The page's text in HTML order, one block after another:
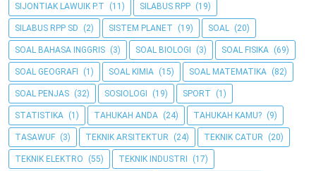
SIJONTIAK LAWUIK P.T (11) SILABUS RPP (19)
SILABUS RPP SD (2) SISTEM PLANET (19) SOAL (20)
SOAL BAHASA INGGRIS (3) SOAL BIOLOGI (3) SOAL FISIKA (69)
SOAL GEOGRAFI (1) SOAL KIMIA (15) SOAL MATEMATIKA (82)
SOAL PENJAS (32) SOSIOLOGI (19) SPORT (1)
STATISTIKA (1) TAHUKAH ANDA (24) TAHUKAH KAMU? (9)
TASAWUF (3) TEKNIK ARSITEKTUR (24) TEKNIK CATUR (20)
TEKNIK ELEKTRO (55) TEKNIK INDUSTRI (17)